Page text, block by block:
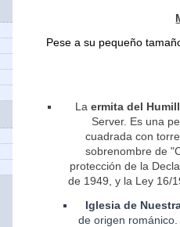
Pese a su pequeño
La ermita del
Server. Es una
cuadrada con
sobrenombre de
protección de la
de 1949, y la Ley 16/
Iglesia de
deorigen